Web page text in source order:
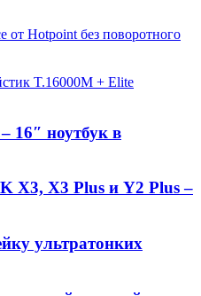
от Hotpoint без поворотного
T.16000M + Elite
16″ ноутбук в
X3, X3 Plus и Y2 Plus –
ультратонких